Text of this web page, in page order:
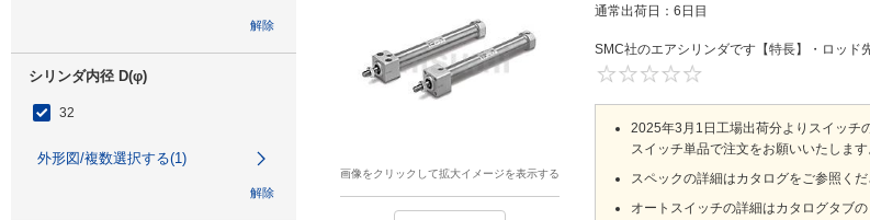
解除
シリンダ内径 D(φ)
32
外形図/複数選択する(1)
解除
画像をクリックして拡大イメージを表示する
通常出荷日： 6日目
SMC社のエアシリンダです【特長】・ロッド
2025年3月1日工場出荷分よりスイッチ
スイッチ単品で注文をお願いいたします
スペックの詳細はカタログをご参照くだ
オートスイッチの詳細はカタログタブ